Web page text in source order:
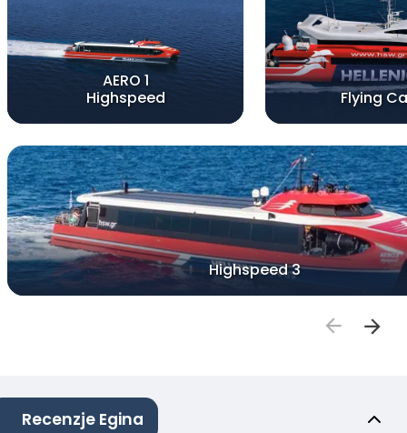
AERO 1
Highspeed
Flying
Highspeed 3
Recenzje Egina